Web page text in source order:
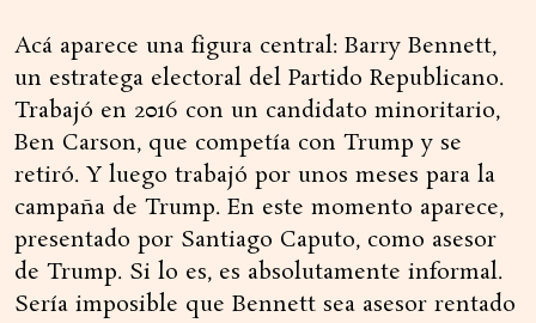
Acá aparece una figura central: Barry Bennett,
un estratega electoral del Partido Republicano.
Trabajó en 2016 con un candidato minoritario,
Ben Carson, que competía con Trump y se
retiró. Y luego trabajó por unos meses para la
campaña de Trump. En este momento aparece,
presentado por Santiago Caputo, como asesor
de Trump. Si lo es, es absolutamente informal.
Sería imposible que Bennett sea asesor rentado